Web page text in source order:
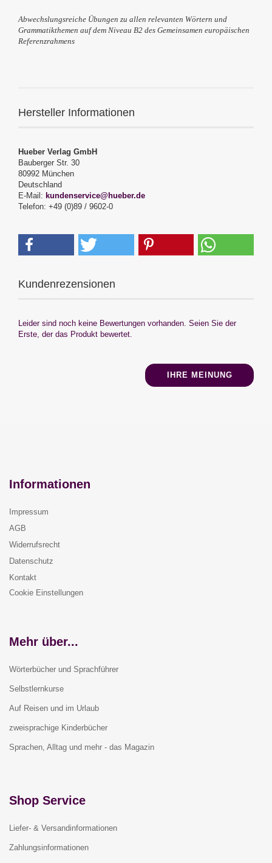
Abwechslungsreiche Übungen zu allen relevanten Wörtern und
Grammatikthemen auf dem Niveau B2 des Gemeinsamen europäischen
Referenzrahmens
Hersteller Informationen
Hueber Verlag GmbH
Bauberger Str. 30
80992 München
Deutschland
E-Mail: kundenservice@hueber.de
Telefon: +49 (0)89 / 9602-0
Kundenrezensionen
Leider sind noch keine Bewertungen vorhanden. Seien Sie der
Erste, der das Produkt bewertet.
IHRE MEINUNG
Informationen
Impressum
AGB
Widerrufsrecht
Datenschutz
Kontakt
Cookie Einstellungen
Mehr über...
Wörterbücher und Sprachführer
Selbstlernkurse
Auf Reisen und im Urlaub
zweisprachige Kinderbücher
Sprachen, Alltag und mehr - das Magazin
Shop Service
Liefer- & Versandinformationen
Zahlungsinformationen